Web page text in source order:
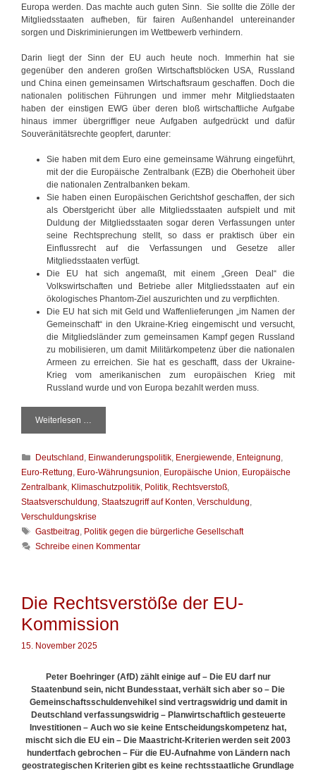
Europa werden. Das machte auch guten Sinn. Sie sollte die Zölle der
Mitgliedsstaaten aufheben, für fairen Außenhandel untereinander
sorgen und Diskriminierungen im Wettbewerb verhindern.
Darin liegt der Sinn der EU auch heute noch. Immerhin hat sie
gegenüber den anderen großen Wirtschaftsblöcken USA, Russland
und China einen gemeinsamen Wirtschaftsraum geschaffen. Doch die
nationalen politischen Führungen und immer mehr Mitgliedstaaten
haben der einstigen EWG über deren bloß wirtschaftliche Aufgabe
hinaus immer übergriffiger neue Aufgaben aufgedrückt und dafür
Souveränitätsrechte geopfert, darunter:
Sie haben mit dem Euro eine gemeinsame Währung eingeführt,
mit der die Europäische Zentralbank (EZB) die Oberhoheit über
die nationalen Zentralbanken bekam.
Sie haben einen Europäischen Gerichtshof geschaffen, der sich
als Oberstgericht über alle Mitgliedsstaaten aufspielt und mit
Duldung der Mitgliedsstaaten sogar deren Verfassungen unter
seine Rechtsprechung stellt, so dass er praktisch über ein
Einflussrecht auf die Verfassungen und Gesetze aller
Mitgliedsstaaten verfügt.
Die EU hat sich angemaßt, mit einem „Green Deal“ die
Volkswirtschaften und Betriebe aller Mitgliedsstaaten auf ein
ökologisches Phantom-Ziel auszurichten und zu verpflichten.
Die EU hat sich mit Geld und Waffenlieferungen „im Namen der
Gemeinschaft“ in den Ukraine-Krieg eingemischt und versucht,
die Mitgliedsländer zum gemeinsamen Kampf gegen Russland
zu mobilisieren, um damit Militärkompetenz über die nationalen
Armeen zu erreichen. Sie hat es geschafft, dass der Ukraine-
Krieg vom amerikanischen zum europäischen Krieg mit
Russland wurde und von Europa bezahlt werden muss.
Weiterlesen …
i
B
ü
r
e
r
a
u
ü
n
d
r
K
a
t
g
o
r
i
Deutschland , Einwanderungspolitik, Energiewende, Enteignung,
Euro-Rettung, Euro-Währungsunion, Europäische Union, Europäische
Zentralbank, Klimaschutzpolitik, Politik, Rechtsverstoß,
Staatsverschuldung, Staatszugriff auf Konten, Verschuldung,
Verschuldungskrise
S
c
g
w
ö
r
t
Gastbeitrag, Politik gegen die bürgerliche Gesellschaft
Schreibe einen Kommentar
Die Rechtsverstöße der EU-
Kommission
15. November 2025
Peter Boehringer (AfD) zählt einige auf – Die EU darf nur
Staatenbund sein, nicht Bundesstaat, verhält sich aber so – Die
Gemeinschaftsschuldenvehikel sind vertragswidrig und damit in
Deutschland verfassungswidrig – Planwirtschaftlich gesteuerte
Investitionen – Auch wo sie keine Entscheidungskompetenz hat,
mischt sich die EU ein – Die Maastricht-Kriterien werden seit 2003
hundertfach gebrochen – Für die EU-Aufnahme von Ländern nach
geostrategischen Kriterien gibt es keine rechtsstaatliche Grundlage